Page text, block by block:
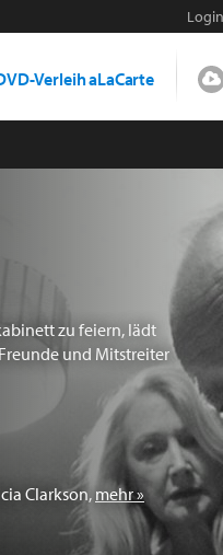
Login
Verleih aLaCarte
zu feiern, lädt
und Mitstreiter
Clarkson, mehr »